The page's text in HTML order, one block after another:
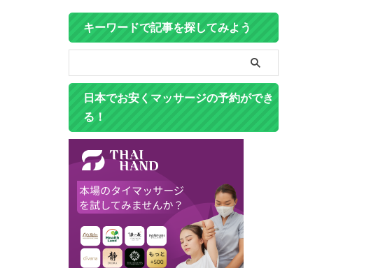
キーワードで記事を探してみよう
日本でお安くマッサージの予約ができ
る！